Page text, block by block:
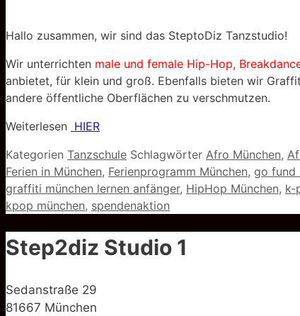
Hallo zusammen, wir sind das SteptoDiz Tanzstudio!
Wir unterrichten male und female Hip-Hop,
anbietet, für klein und groß. Ebenfalls bieten wir
andere öffentliche Oberflächen zu verschmutzen.
Weiterlesen HIER
Kategorien Tanzschule Schlagwörter Afro München,
Ferien in München, Ferienprogramm München, go fund
graffiti münchen lernen anfänger, HipHop München, k-
kpop münchen, spendenaktion
Step2diz Studio 1
Sedanstraße 29
81667 München